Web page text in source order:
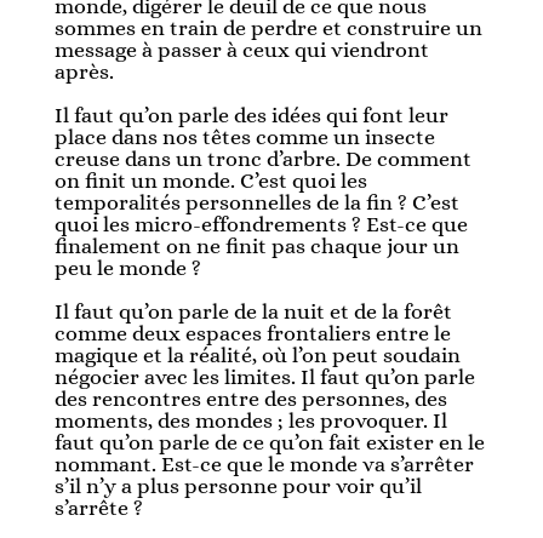
monde, digérer le deuil de ce que nous
sommes en train de perdre et construire un
message à passer à ceux qui viendront
après.
Il faut qu’on parle des idées qui font leur
place dans nos têtes comme un insecte
creuse dans un tronc d’arbre. De comment
on finit un monde. C’est quoi les
temporalités personnelles de la fin ? C’est
quoi les micro-effondrements ? Est-ce que
finalement on ne finit pas chaque jour un
peu le monde ?
Il faut qu’on parle de la nuit et de la forêt
comme deux espaces frontaliers entre le
magique et la réalité, où l’on peut soudain
négocier avec les limites. Il faut qu’on parle
des rencontres entre des personnes, des
moments, des mondes ; les provoquer. Il
faut qu’on parle de ce qu’on fait exister en le
nommant. Est-ce que le monde va s’arrêter
s’il n’y a plus personne pour voir qu’il
s’arrête ?